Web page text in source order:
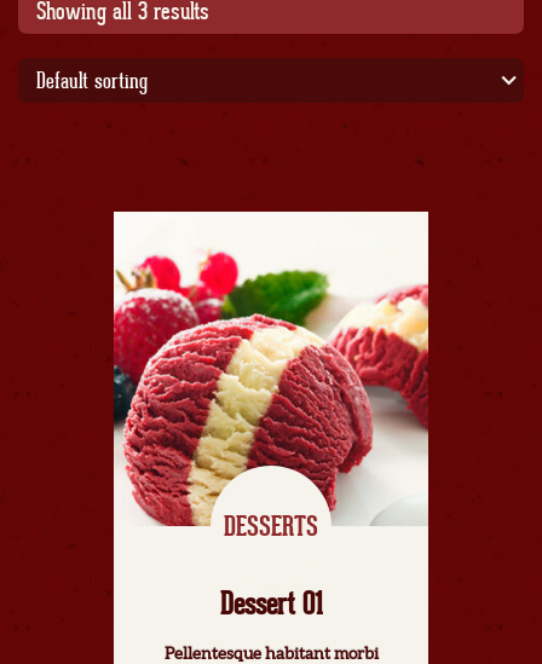
Showing all 3 results
Default sorting
DESSERTS
Dessert 01
Pellentesque habitant morbi